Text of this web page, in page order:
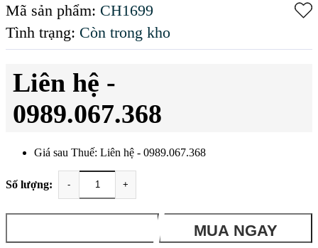
Mã sản phẩm: CH1699
Tình trạng: Còn trong kho
Liên hệ -
0989.067.368
Giá sau Thuế: Liên hệ - 0989.067.368
Số lượng: - +
MUA NGAY